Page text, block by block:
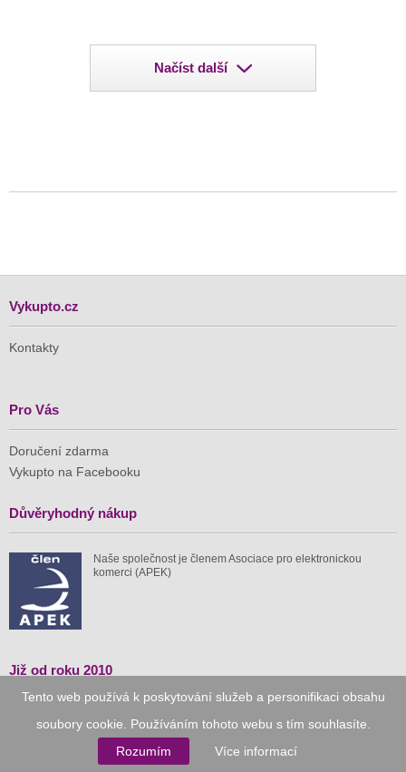
Tento web používá k poskytování služeb a personifikaci obsahu
soubory cookie. Používáním tohoto webu s tím souhlasíte.
Rozumím
Více informací
Načíst další
Vykupto.cz
Kontakty
Pro Vás
Doručení zdarma
Vykupto na Facebooku
Důvěryhodný nákup
Naše společnost je členem Asociace pro elektronickou
komerci (APEK)
Již od roku 2010
ušetřeno nákupy